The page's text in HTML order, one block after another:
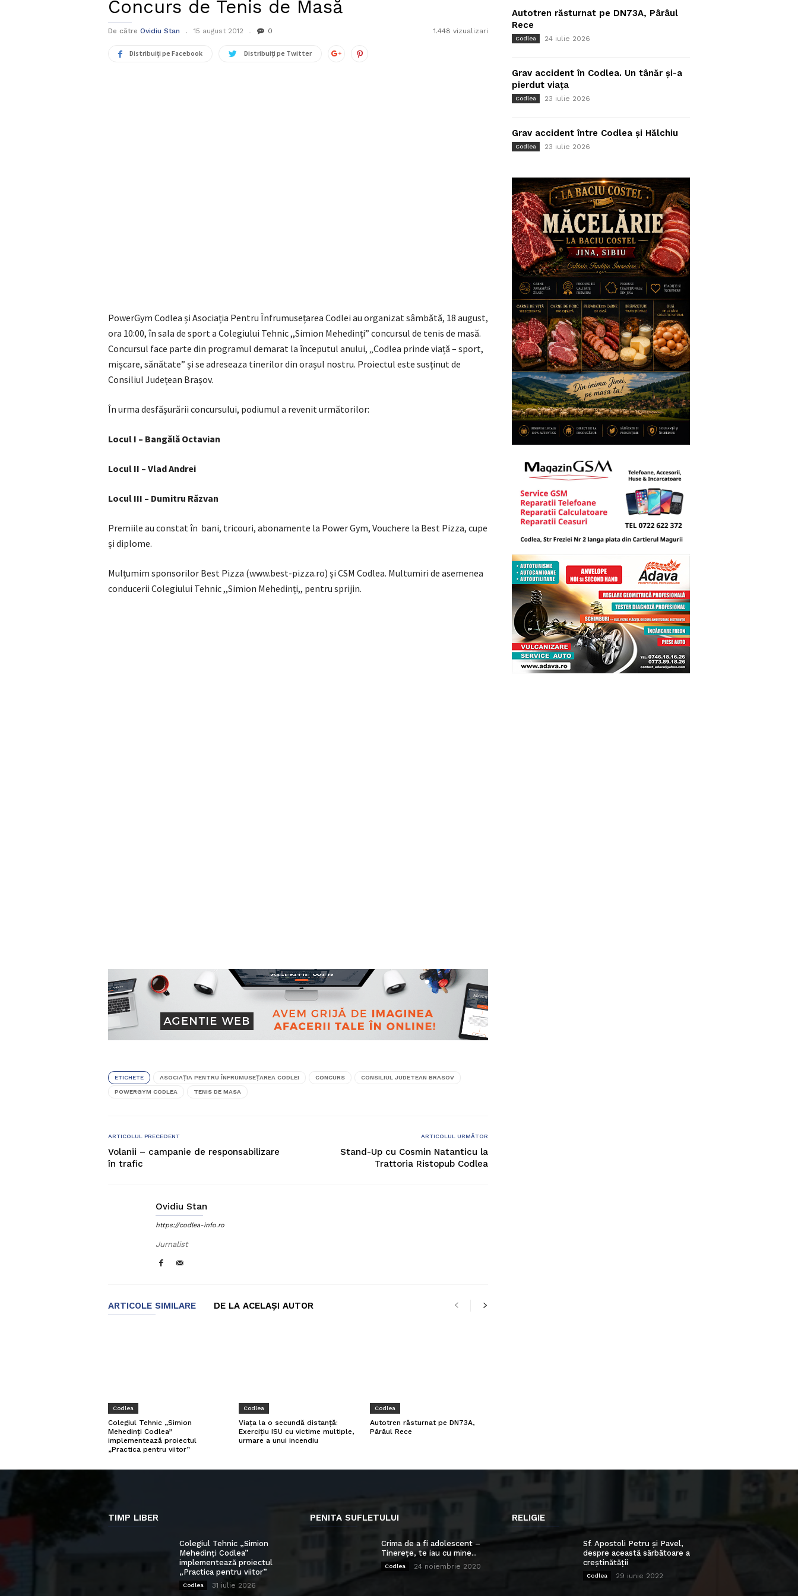
Concurs de Tenis de Masă
De către Ovidiu Stan 15 august 2012 0 1.448 vizualizari
Distribuiți pe Facebook Distribuiți pe Twitter
PowerGym Codlea și Asociația Pentru Înfrumusețarea Codlei au organizat sâmbătă, 18 august,
ora 10:00, în sala de sport a Colegiului Tehnic ,,Simion Mehedinți” concursul de tenis de masă.
Concursul face parte din programul demarat la începutul anului, „Codlea prinde viață – sport,
mișcare, sănătate” și se adreseaza tinerilor din orașul nostru. Proiectul este susținut de
Consiliul Județean Brașov.
În urma desfășurării concursului, podiumul a revenit următorilor:
Locul I – Bangălă Octavian
Locul II – Vlad Andrei
Locul III – Dumitru Răzvan
Premiile au constat în bani, tricouri, abonamente la Power Gym, Vouchere la Best Pizza, cupe
și diplome.
Mulțumim sponsorilor Best Pizza (www.best-pizza.ro) și CSM Codlea. Multumiri de asemenea
conducerii Colegiului Tehnic ,,Simion Mehedinți,, pentru sprijin.
ETICHETE ASOCIAŢIA PENTRU ÎNFRUMUSEŢAREA CODLEI CONCURS CONSILIUL JUDETEAN BRASOV
POWERGYM CODLEA TENIS DE MASA
ARTICOLUL PRECEDENT
Volanii – campanie de responsabilizare
în trafic
ARTICOLUL URMĂTOR
Stand-Up cu Cosmin Natanticu la
Trattoria Ristopub Codlea
Ovidiu Stan
https://codlea-info.ro
Jurnalist
ARTICOLE SIMILARE DE LA ACELAȘI AUTOR
Codlea
Colegiul Tehnic „Simion
Mehedinți Codlea”
implementează proiectul
„Practica pentru viitor”
Codlea
Viața la o secundă distanță:
Exercițiu ISU cu victime multiple,
urmare a unui incendiu
Codlea
Autotren răsturnat pe DN73A,
Pârâul Rece
Autotren răsturnat pe DN73A, Pârâul
Rece
Codlea 24 iulie 2026
Grav accident în Codlea. Un tânăr și-a
pierdut viața
Codlea 23 iulie 2026
Grav accident între Codlea și Hălchiu
Codlea 23 iulie 2026
TIMP LIBER
Colegiul Tehnic „Simion
Mehedinți Codlea”
implementează proiectul
„Practica pentru viitor”
Codlea 31 iulie 2026
PENITA SUFLETULUI
Crima de a fi adolescent –
Tinerețe, te iau cu mine...
Codlea 24 noiembrie 2020
RELIGIE
Sf. Apostoli Petru și Pavel,
despre această sărbătoare a
creștinătății
Codlea 29 iunie 2022